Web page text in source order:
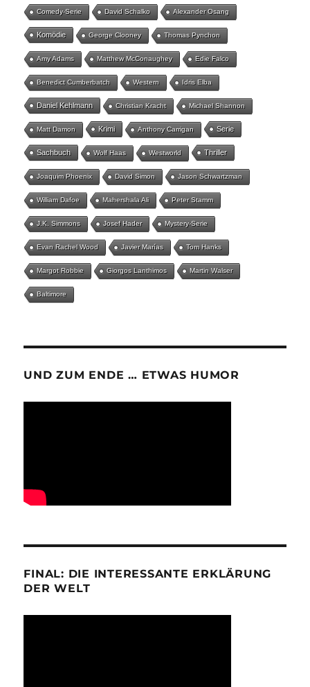
Comedy-Serie David Schalko Alexander Osang
Komödie George Clooney Thomas Pynchon
Amy Adams Matthew McConaughey Edie Falco
Benedict Cumberbatch Western Idris Elba
Daniel Kehlmann Christian Kracht Michael Shannon
Matt Damon Krimi Anthony Carrigan Serie
Sachbuch Wolf Haas Westworld Thriller
Joaquim Phoenix David Simon Jason Schwartzman
William Dafoe Mahershala Ali Peter Stamm
J.K. Simmons Josef Hader Mystery-Serie
Evan Rachel Wood Javier Marías Tom Hanks
Margot Robbie Giorgos Lanthimos Martin Walser
Baltimore
UND ZUM ENDE … ETWAS HUMOR
FINAL: DIE INTERESSANTE ERKLÄRUNG
DER WELT